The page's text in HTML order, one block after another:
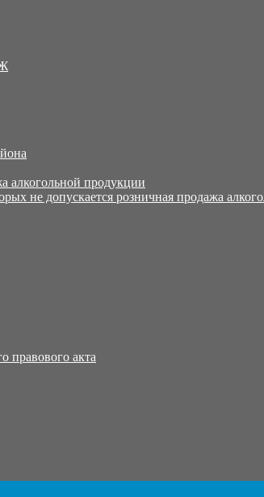
алкогольной продукции
не допускается розничная продажа
правового акта